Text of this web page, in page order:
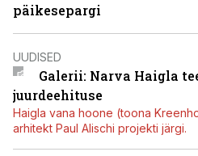
päikesepargi
UUDISED
Galerii: Narva Haigla
juurdeehituse
Haigla vana hoone (toona
arhitekt Paul Alischi projekti järgi.